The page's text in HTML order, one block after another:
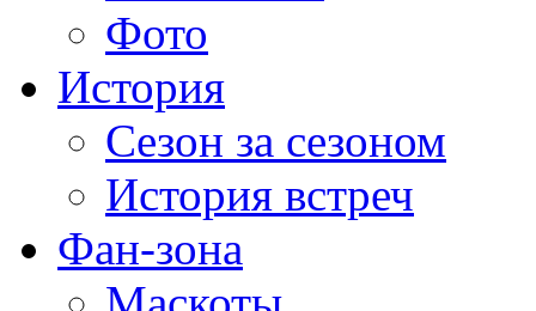
Фото
История
Сезон за сезоном
История встреч
Фан-зона